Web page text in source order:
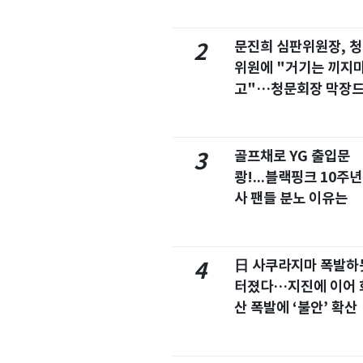
2
문진희 심판위원장,
위원에 "거기는 끼지
고"…청문회장 막장
3
골프채로 YG 출입문
쾅!...블랙핑크 10주
사 팬들 분노 이유는
4
日 사쿠라지마 폭발하
터졌다…지진에 이어
산 폭발에 ‘불안’ 확산